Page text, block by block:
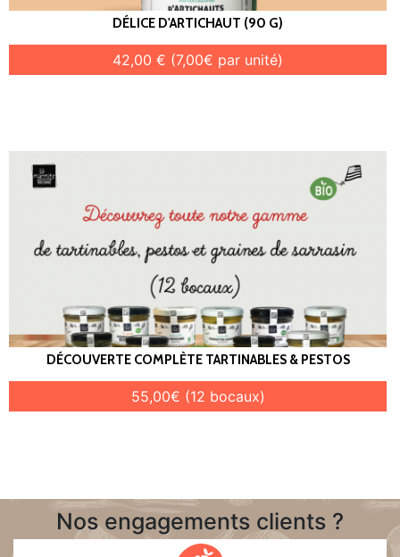
DÉLICE D'ARTICHAUT (90 G)
42,00 € (7,00€ par unité)
DÉCOUVERTE COMPLÈTE TARTINABLES & PESTOS
55,00€ (12 bocaux)
Nos engagements clients ?